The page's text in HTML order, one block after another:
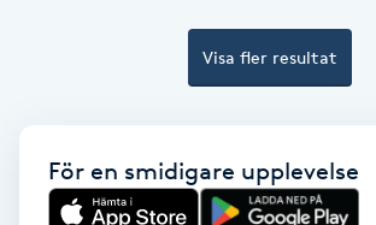
Föning
Visa fler resultat
För en smidigare upplevelse